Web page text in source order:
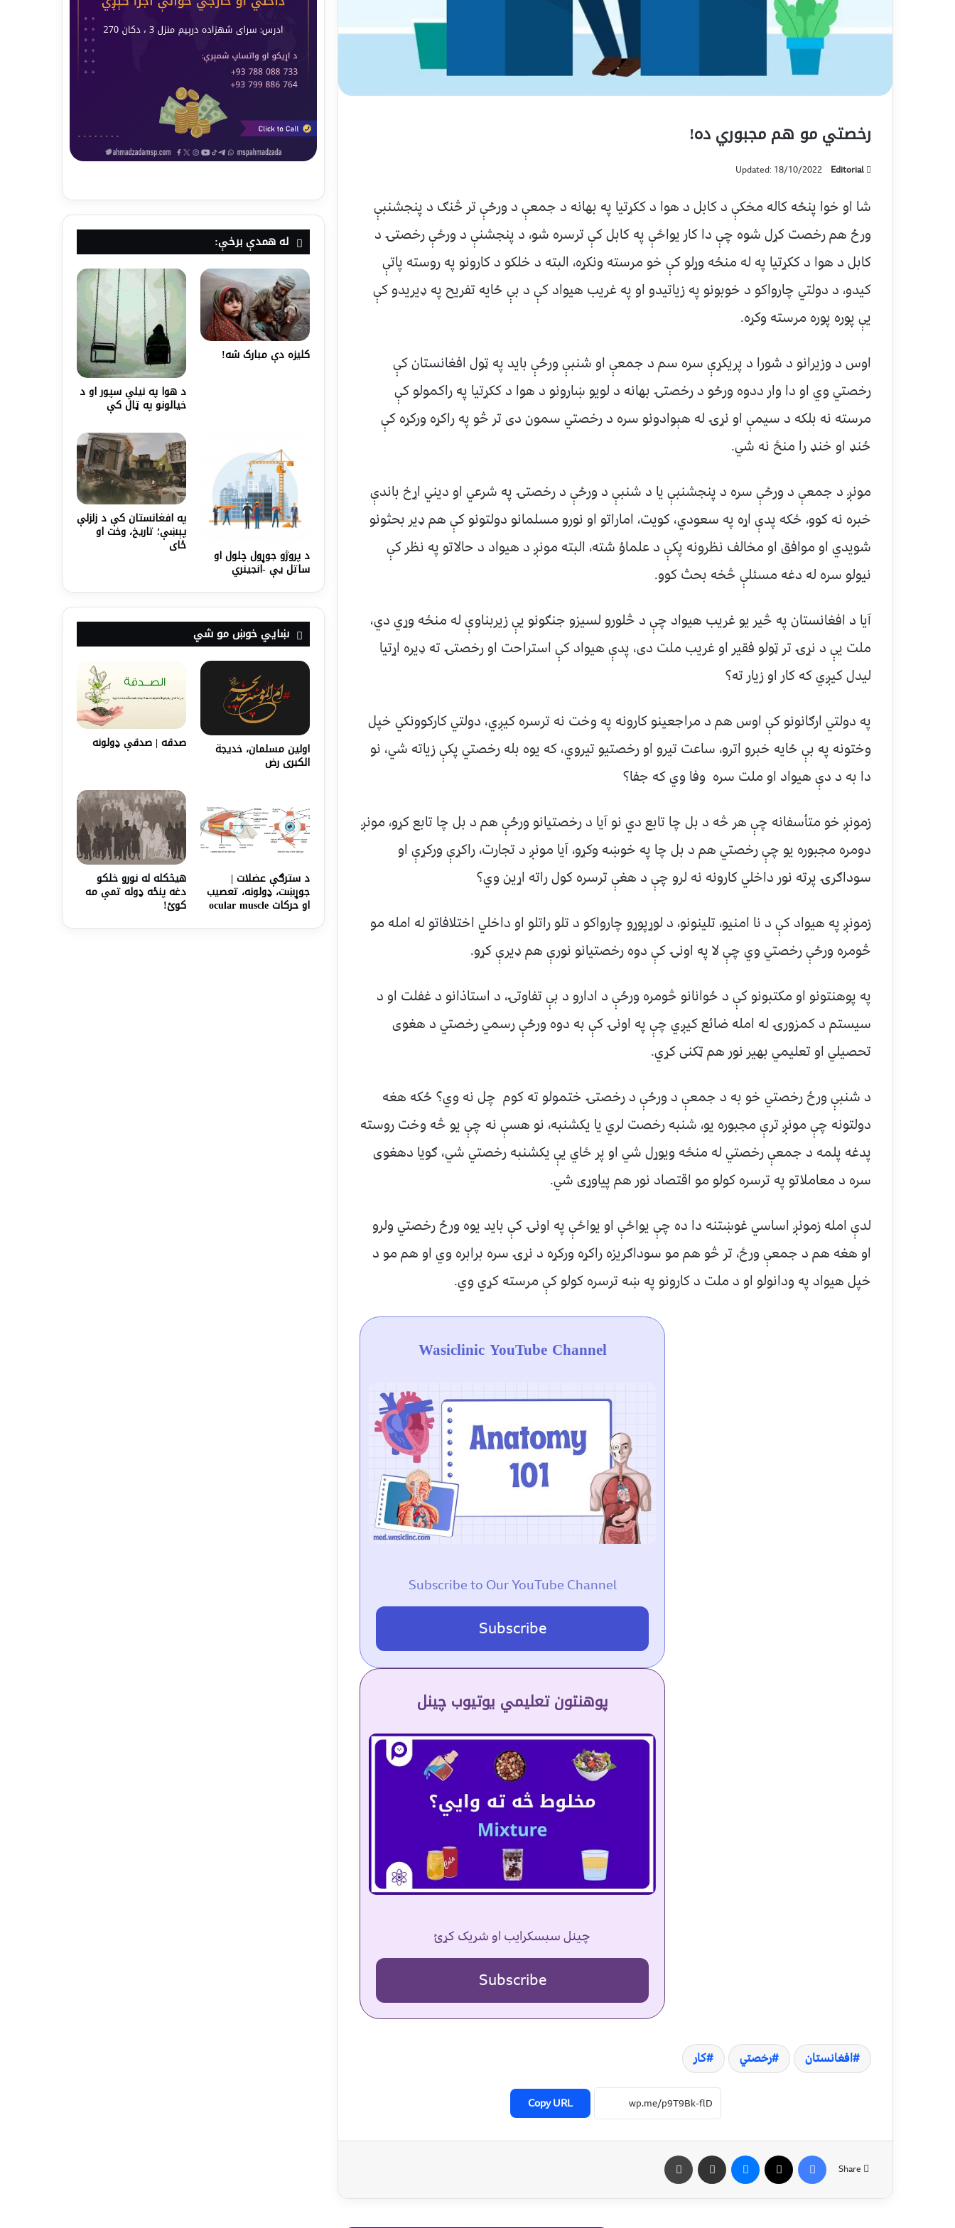
رخصتي مو هم مجبوري ده!
Editorial
Updated: 18/10/2022
شا او خوا پنځه کاله مخکې د کابل د هوا د ککړتيا په بهانه د جمعې د ورځې تر څنګ د پنجشنبې
ورځ هم رخصت کړل شوه چې دا کار يواځې په کابل کې ترسره شو، د پنجشنې د ورځې رخصتۍ د
کابل د هوا د ککړتيا په له منځه وړلو کې خو مرسته ونکړه، البته د خلکو د کارونو په روسته پاتې
کيدو، د دولتي چارواکو د خوبونو په زياتيدو او په غريب هيواد کې د بې ځایه تفريح په ډيريدو کې
يې پوره پوره مرسته وکړه.
اوس د وزيرانو د شورا د پريکړې سره سم د جمعې او شنبې ورځې بايد په ټول افغانستان کې
رخصتي وي او دا وار ددوه ورځو د رخصتۍ بهانه د لويو ښارونو د هوا د ککړتيا په راکمولو کې
مرسته نه بلکه د سيمې او نړۍ له هېوادونو سره د رخصتي سمون دی تر څو په راکړه ورکړه کې
ځنډ او خنډ را منځ نه شي.
مونږ د جمعې د ورځې سره د پنجشنبې يا د شنبې د ورځې د رخصتۍ په شرعي او ديني اړخ باندې
خبره نه کوو، ځکه پدې اړه په سعودي، کويت، اماراتو او نورو مسلمانو دولتونو کې هم ډير بحثونو
شويدي او موافق او مخالف نظرونه پکې د علماؤ شته، البته مونږ د هيواد د حالاتو په نظر کې
نیولو سره له دغه مسئلې څخه بحث کوو.
آیا د افغانستان په څير يو غریب هيواد چې د څلورو لسيزو جنګونو يې زيربناوې له منځه وړي دي،
ملت یې د نړۍ تر ټولو فقير او غريب ملت دی، پدې هيواد کې استراحت او رخصتۍ ته ډيره اړتيا
ليدل کيږي که کار او زيار ته؟
په دولتي ارګانونو کې اوس هم د مراجعينو کارونه په وخت نه ترسره کيږي، دولتي کارکوونکي خپل
وختونه په بې ځایه خبرو اترو، ساعت تيرو او رخصتيو تيروي، که يوه بله رخصتي پکې زياته شي، نو
دا به د دې هيواد او ملت سره وفا وي که جفا؟
زمونږ خو متأسفانه چې هر څه د بل چا تابع دي نو آیا د رخصتيانو ورځې هم د بل چا تابع کړو، مونږ
دومره مجبوره يو چې رخصتي هم د بل چا په خوښه وکړو، آيا مونږ د تجارت، راکړې ورکړې او
سوداګرۍ پرته نور داخلي کارونه نه لرو چې د هغې ترسره کول راته اړين وي؟
زمونږ په هيواد کې د نا امنيو، تلينونو، د لوړپوړو چارواکو د تلو راتلو او داخلي اختلافاتو له امله مو
څومره ورځې رخصتي وي چې لا په اونۍ کې دوه رخصتيانو نورې هم ډيرې کړو.
په پوهنتونو او مکتبونو کې د ځوانانو څومره ورځې د ادارو د بې تفاوتۍ، د استاذانو د غفلت او د
سيستم د کمزورۍ له امله ضائع کيږي چې په اونۍ کې به دوه ورځې رسمي رخصتي د هغوی
تحصيلي او تعليمي بهير نور هم ټکنی کړي.
د شنبې ورځ رخصتي خو به د جمعې د ورځې د رخصتۍ ختمولو ته کوم چل نه وي؟ ځکه هغه
دولتونه چې مونږ ترې مجبوره يو، شنبه رخصت لري يا يکشنبه، نو هسې نه چې يو څه وخت روسته
پدغه پلمه د جمعې رخصتي له منځه ويوړل شي او پر ځاي يې يکشنبه رخصتي شي، ګويا دهغوی
سره د معاملاتو په ترسره کولو مو اقتصاد نور هم پياوړی شي.
لدې امله زمونږ اساسي غوښتنه دا ده چې يواځې او يواځې په اونۍ کې بايد يوه ورځ رخصتي ولرو
او هغه هم د جمعې ورځ، تر څو هم مو سوداګريزه راکړه ورکړه د نړۍ سره برابره وي او هم مو د
خپل هيواد په ودانولو او د ملت د کارونو په ښه ترسره کولو کې مرسته کړي وي.
Wasiclinic YouTube Channel
Subscribe to Our YouTube Channel
Subscribe
پوهنتون تعلیمي یوتیوب چینل
چینل سبسکرایب او شریک کړئ
Subscribe
افغانستان رخصتي کار
Copy URL
Share
له همدې برخې:
کلیزه دې مبارک شه!
د هوا په نيلي سپور او د
خيالونو په ټال کې
د پروژو جوړول چلول او
ساتل یې -انجینري
په افغانستان کې د زلزلې
پېښې؛ تاریخ، وخت او
ځای
ښايي خوښ مو شي
اولين مسلمان، خدیجة
الکبری رض
صدقه | صدقې ډولونه
د سترګې عضلات |
جوړښت، ډولونه، تعصیب
او حرکات ocular muscle
هیڅکله له نورو خلکو
دغه پنځه ډوله تمې مه
کوئ!